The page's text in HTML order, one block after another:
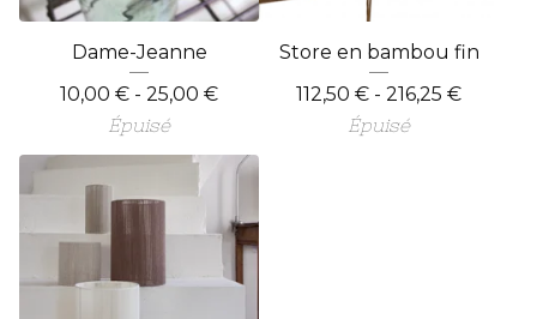
Dame-Jeanne
10,00 € - 25,00 €
Épuisé
Store en bambou fin
112,50 € - 216,25 €
Épuisé